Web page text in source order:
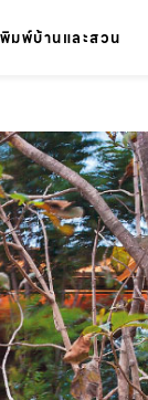
มพ์บ้านและสวน